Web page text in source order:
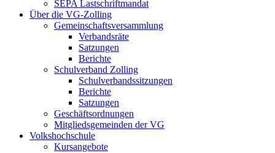
SEPA Lastschriftmandat
Über die VG-Zolling
Gemeinschaftsversammlung
Verbandsräte
Satzungen
Berichte
Schulverband Zolling
Schulverbandssitzungen
Berichte
Satzungen
Geschäftsordnungen
Mitgliedsgemeinden der VG
Volkshochschule
Kursangebote